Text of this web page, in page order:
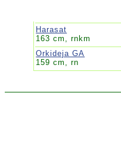
Harasat
163 cm, rnkm
Orkideja GA
159 cm, rn